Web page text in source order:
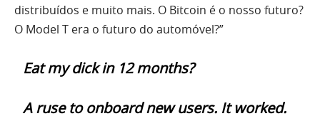
distribuídos e muito mais. O Bitcoin é o nosso futuro?
O Model T era o futuro do automóvel?”
Eat my dick in 12 months?
A ruse to onboard new users. It worked.